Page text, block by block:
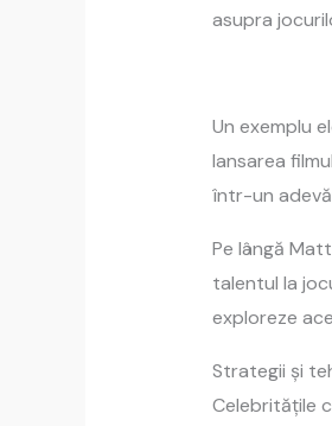
asupra
Un exemplu
lansarea
într-un
Pe lângă
talentul la
exploreze
Strategii și
Celebritățile